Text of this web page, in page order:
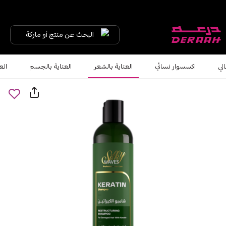
البحث عن منتج أو ماركة
اكسسوار نسائي العناية بالشعر العناية بالجسم